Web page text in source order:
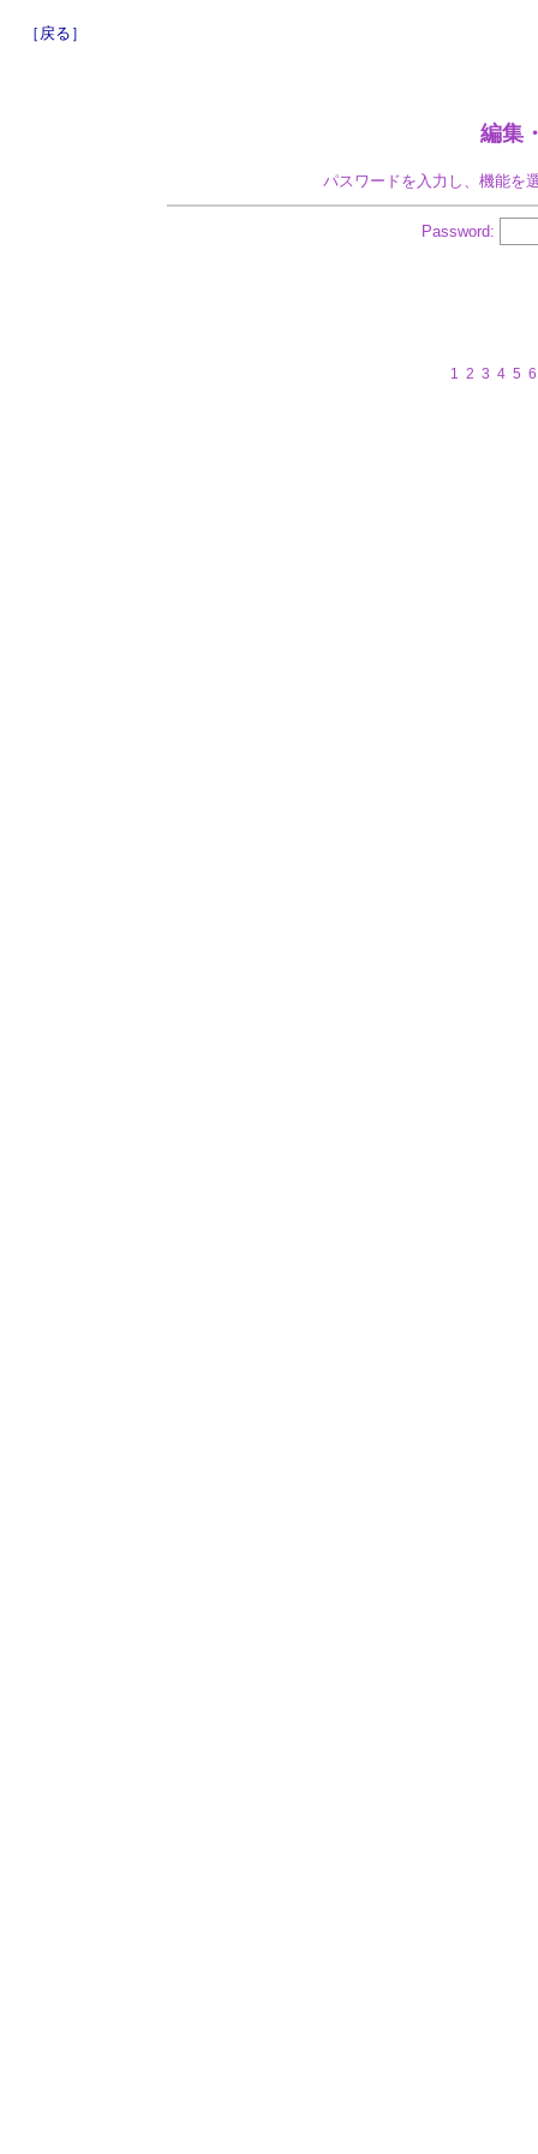
［戻る］
編集
パスワードを入力し、機能を
Password:
1 2 3 4 5 6